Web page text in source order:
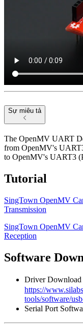
Sự miêu tả
The OpenMV UART
from OpenMV's
to OpenMV's UART3
Tutorial
SingTown OpenMV
Transmission
SingTown OpenMV
Reception
Software
Driver Download
https://
tools/software/
Serial Port